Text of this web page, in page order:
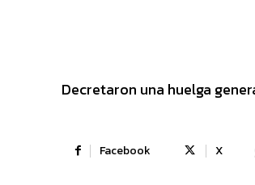
Decretaron una huelga
Facebook X